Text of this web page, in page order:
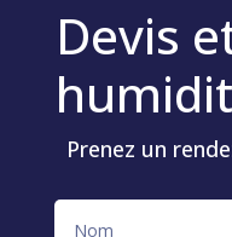
Devis
Prenez un